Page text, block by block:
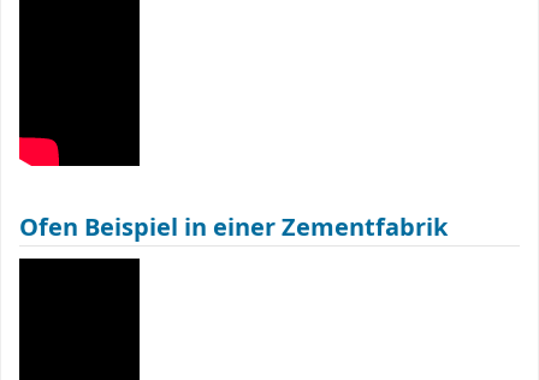
Ofen Beispiel in einer Zementfabrik